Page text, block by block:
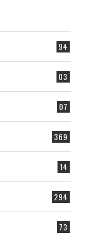
94
03
07
369
14
294
73